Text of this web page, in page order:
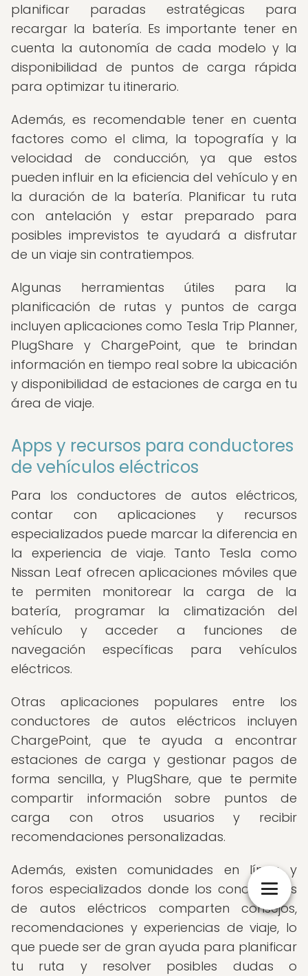
planificar paradas estratégicas para
recargar la batería. Es importante tener en
cuenta la autonomía de cada modelo y la
disponibilidad de puntos de carga rápida
para optimizar tu itinerario.
Además, es recomendable tener en cuenta
factores como el clima, la topografía y la
velocidad de conducción, ya que estos
pueden influir en la eficiencia del vehículo y en
la duración de la batería. Planificar tu ruta
con antelación y estar preparado para
posibles imprevistos te ayudará a disfrutar
de un viaje sin contratiempos.
Algunas herramientas útiles para la
planificación de rutas y puntos de carga
incluyen aplicaciones como Tesla Trip Planner,
PlugShare y ChargePoint, que te brindan
información en tiempo real sobre la ubicación
y disponibilidad de estaciones de carga en tu
área de viaje.
Apps y recursos para conductores
de vehículos eléctricos
Para los conductores de autos eléctricos,
contar con aplicaciones y recursos
especializados puede marcar la diferencia en
la experiencia de viaje. Tanto Tesla como
Nissan Leaf ofrecen aplicaciones móviles que
te permiten monitorear la carga de la
batería, programar la climatización del
vehículo y acceder a funciones de
navegación específicas para vehículos
eléctricos.
Otras aplicaciones populares entre los
conductores de autos eléctricos incluyen
ChargePoint, que te ayuda a encontrar
estaciones de carga y gestionar pagos de
forma sencilla, y PlugShare, que te permite
compartir información sobre puntos de
carga con otros usuarios y recibir
recomendaciones personalizadas.
Además, existen comunidades en línea y
foros especializados donde los conductores
de autos eléctricos comparten consejos,
recomendaciones y experiencias de viaje, lo
que puede ser de gran ayuda para planificar
tu ruta y resolver posibles dudas o